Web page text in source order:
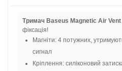
Тримач Baseus Magnetic Air
фіксація!
Магніти: 4 потужних,
сигнал
Кріплення: силіконовий